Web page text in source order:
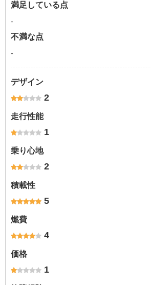
満足している点
-
不満な点
-
デザイン
2
走行性能
1
乗り心地
2
積載性
5
燃費
4
価格
1